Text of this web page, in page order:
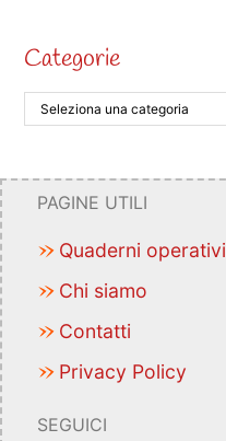
Categorie
PAGINE UTILI
Quaderni operativi
Chi siamo
Contatti
Privacy Policy
SEGUICI